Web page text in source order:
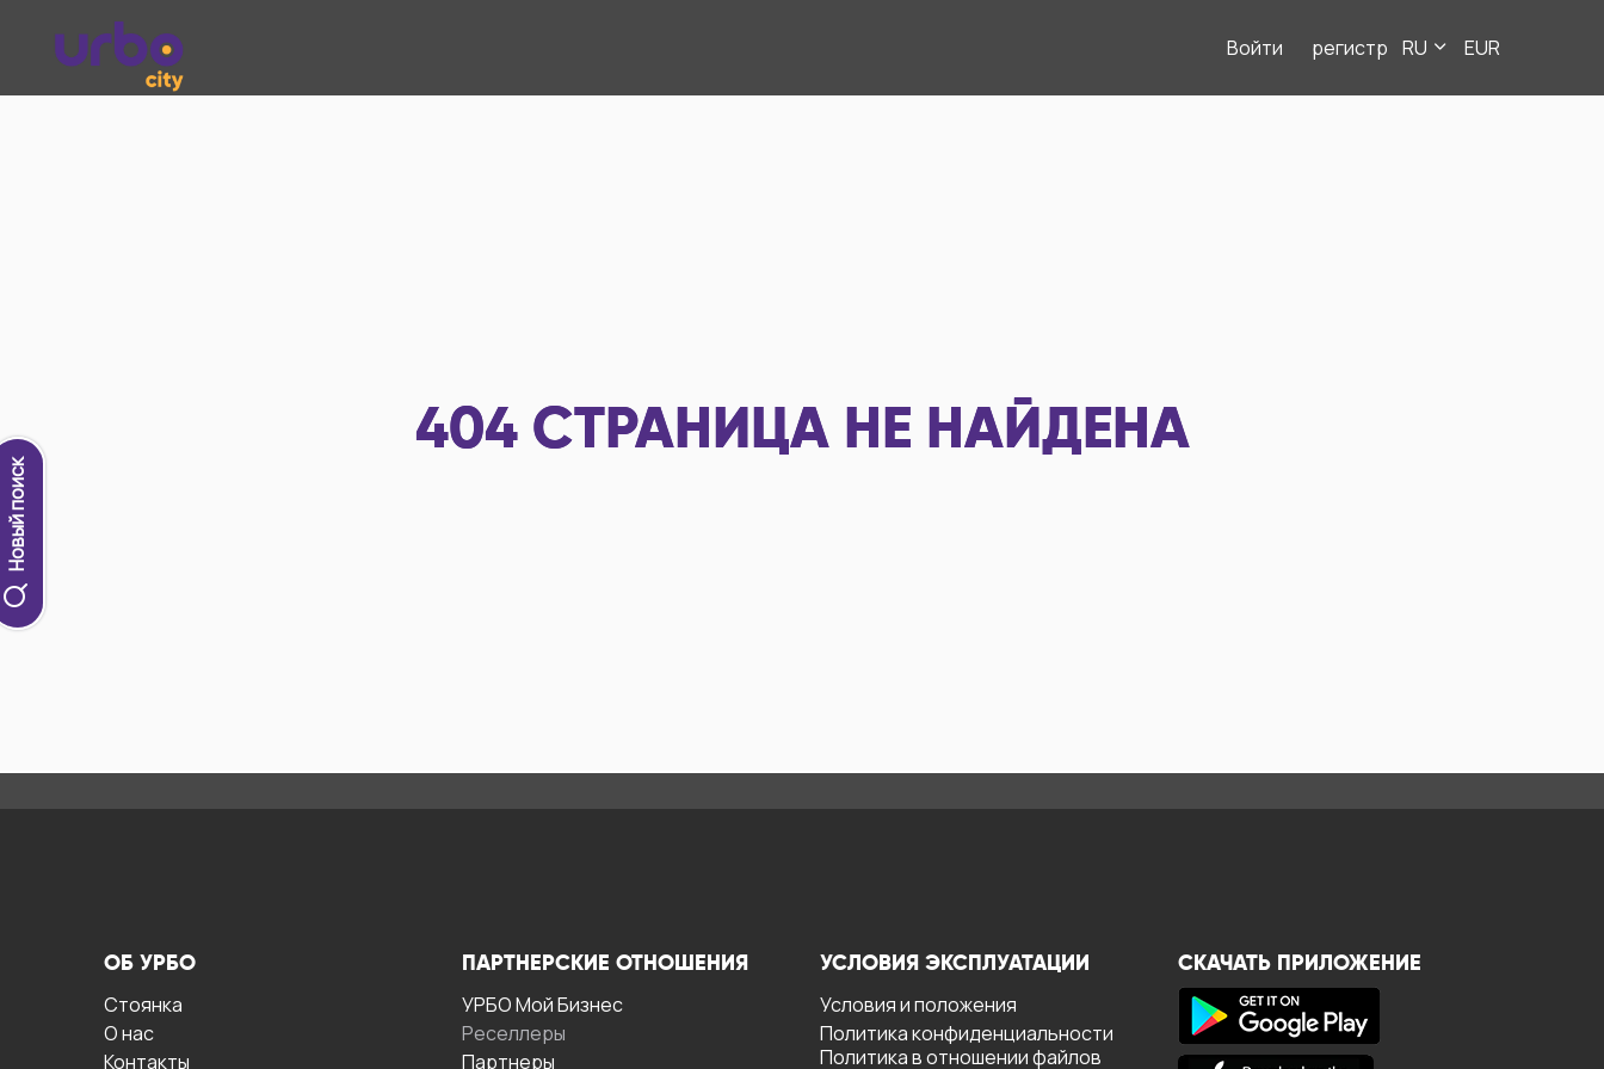
Войти регистр RU EUR
Новый поиск
404 СТРАНИЦА НЕ НАЙДЕНА
ОБ УРБО
Стоянка
О нас
Контакты
ПАРТНЕРСКИЕ ОТНОШЕНИЯ
УРБО Мой Бизнес
Реселлеры
Партнеры
УСЛОВИЯ ЭКСПЛУАТАЦИИ
Условия и положения
Политика конфиденциальности
Политика в отношении файлов
СКАЧАТЬ ПРИЛОЖЕНИЕ